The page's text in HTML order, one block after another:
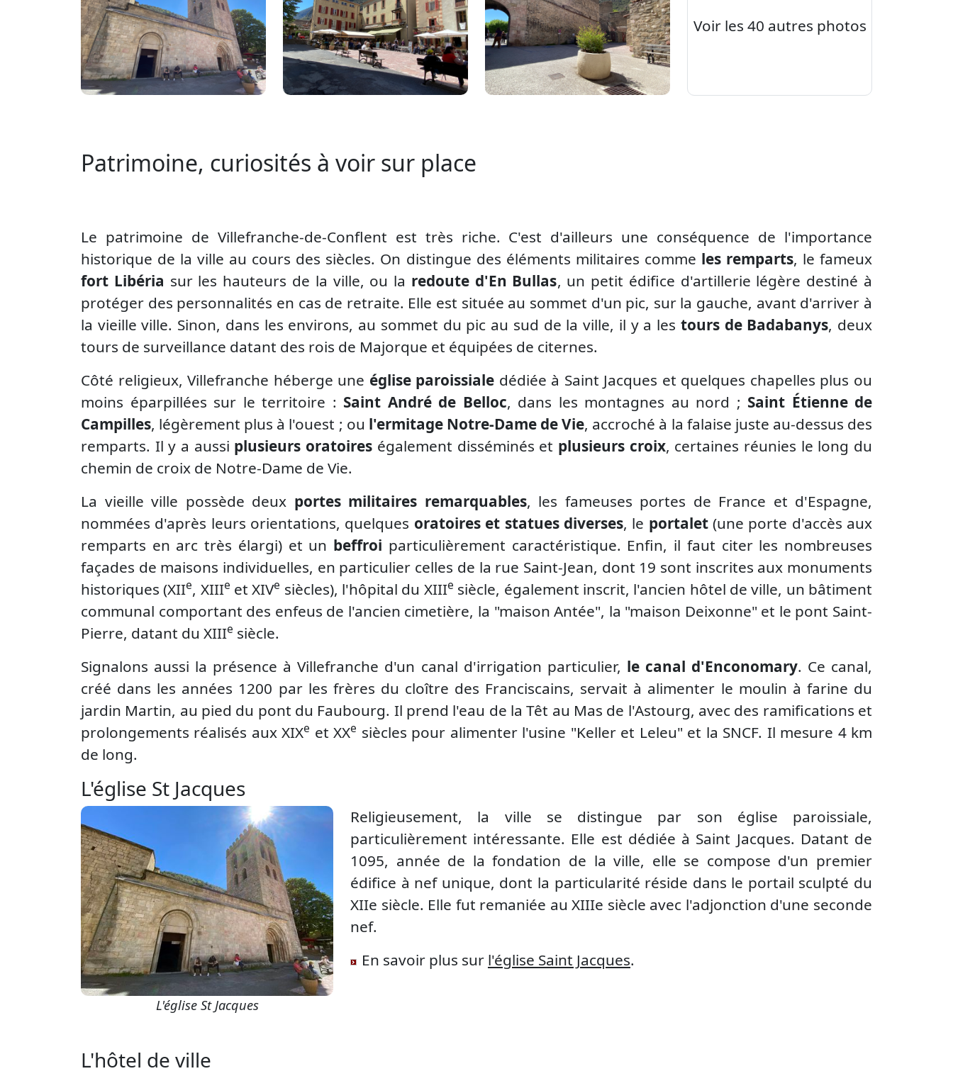
Voir les 40 autres photos
Patrimoine, curiosités à voir sur place
Le patrimoine de Villefranche-de-Conflent est très riche. C'est d'ailleurs une conséquence de l'importance
historique de la ville au cours des siècles. On distingue des éléments militaires comme les remparts, le fameux
fort Libéria sur les hauteurs de la ville, ou la redoute d'En Bullas, un petit édifice d'artillerie légère destiné à
protéger des personnalités en cas de retraite. Elle est située au sommet d'un pic, sur la gauche, avant d'arriver à
la vieille ville. Sinon, dans les environs, au sommet du pic au sud de la ville, il y a les tours de Badabanys, deux
tours de surveillance datant des rois de Majorque et équipées de citernes.
Côté religieux, Villefranche héberge une église paroissiale dédiée à Saint Jacques et quelques chapelles plus ou
moins éparpillées sur le territoire : Saint André de Belloc, dans les montagnes au nord ; Saint Étienne de
Campilles, légèrement plus à l'ouest ; ou l'ermitage Notre-Dame de Vie, accroché à la falaise juste au-dessus des
remparts. Il y a aussi plusieurs oratoires également disséminés et plusieurs croix, certaines réunies le long du
chemin de croix de Notre-Dame de Vie.
La vieille ville possède deux portes militaires remarquables, les fameuses portes de France et d'Espagne,
nommées d'après leurs orientations, quelques oratoires et statues diverses, le portalet(une porte d'accès aux
remparts en arc très élargi) et un beffroi particulièrement caractéristique. Enfin, il faut citer les nombreuses
façades de maisons individuelles, en particulier celles de la rue Saint-Jean, dont 19 sont inscrites aux monuments
historiques (XIIe, XIIIe et XIVe siècles), l'hôpital du XIIIe siècle, également inscrit, l'ancien hôtel de ville, un bâtiment
communal comportant des enfeus de l'ancien cimetière, la "maison Antée", la "maison Deixonne" et le pont Saint-
Pierre, datant du XIIIe siècle.
Signalons aussi la présence à Villefranche d'un canal d'irrigation particulier, le canal d'Enconomary. Ce canal,
créé dans les années 1200 par les frères du cloître des Franciscains, servait à alimenter le moulin à farine du
jardin Martin, au pied du pont du Faubourg. Il prend l'eau de la Têt au Mas de l'Astourg, avec des ramifications et
prolongements réalisés aux XIXe et XXe siècles pour alimenter l'usine "Keller et Leleu" et la SNCF. Il mesure 4 km
de long.
L'église St Jacques
L'église St Jacques
Religieusement, la ville se distingue par son église paroissiale,
particulièrement intéressante. Elle est dédiée à Saint Jacques. Datant de
1095, année de la fondation de la ville, elle se compose d'un premier
édifice à nef unique, dont la particularité réside dans le portail sculpté du
XIIe siècle. Elle fut remaniée au XIIIe siècle avec l'adjonction d'une seconde
nef.
En savoir plus sur l'église Saint Jacques.
L'hôtel de ville